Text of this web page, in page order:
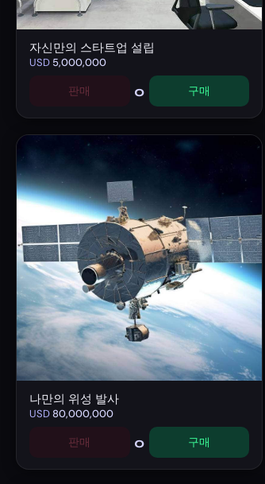
자신만의 스타트업 설립
USD 5,000,000
판매 0 구매
나만의 위성 발사
USD80,000,000
판매 0 구매